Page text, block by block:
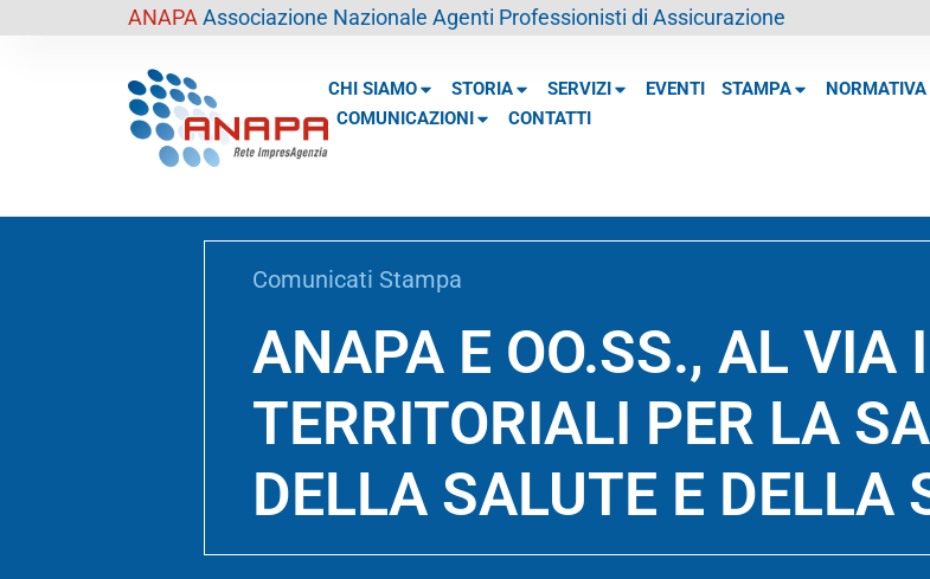
ANAPA Associazione Nazionale Agenti Professionisti di Assicurazione
CHI SIAMO STORIA SERVIZI EVENTI STAMPA NORMATIVA
COMUNICAZIONI
CONTATTI
Comunicati Stampa
ANAPA E OO.SS., AL VIA
TERRITORIALI PER LA
DELLA SALUTE E DELLA